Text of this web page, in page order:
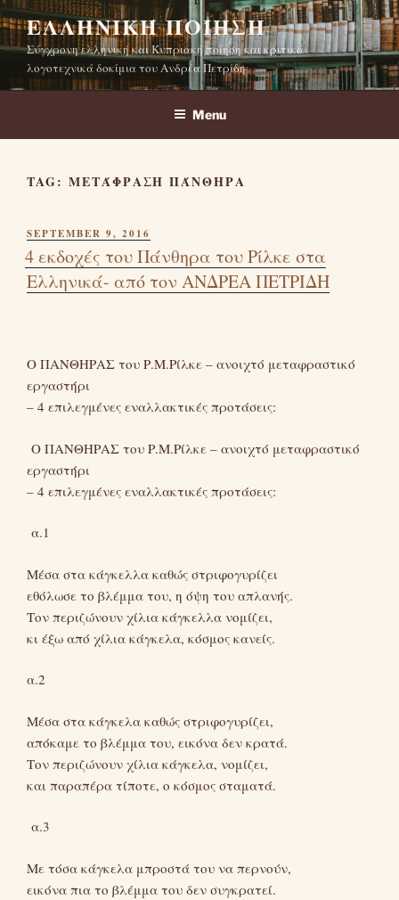
Skip
to
content
ΕΛΛΗΝΙΚΉ ΠΟΊΗΣΗ
Σύγχρονη ελληνική και Κυπριακή ποίηση και κριτικά
λογοτεχνικά δοκίμια του Ανδρέα Πετρίδη
Menu
TAG: ΜΕΤΆΦΡΑΣΗ ΠΆΝΘΗΡΑ
POSTED
ON
SEPTEMBER 9, 2016
4 εκδοχές του Πάνθηρα του Ρίλκε στα
Ελληνικά- από τον ΑΝΔΡΕΑ ΠΕΤΡΙΔΗ
Ο ΠΑΝΘΗΡΑΣ του Ρ.Μ.Ρίλκε – ανοιχτό μεταφραστικό
εργαστήρι
– 4 επιλεγμένες εναλλακτικές προτάσεις:
Ο ΠΑΝΘΗΡΑΣ του Ρ.Μ.Ρίλκε – ανοιχτό μεταφραστικό
εργαστήρι
– 4 επιλεγμένες εναλλακτικές προτάσεις:
α.1
Μέσα στα κάγκελλα καθώς στριφογυρίζει
εθόλωσε το βλέμμα του, η όψη του απλανής.
Τον περιζώνουν χίλια κάγκελλα νομίζει,
κι έξω από χίλια κάγκελα, κόσμος κανείς.
α.2
Μέσα στα κάγκελα καθώς στριφογυρίζει,
απόκαμε το βλέμμα του, εικόνα δεν κρατά.
Τον περιζώνουν χίλια κάγκελα, νομίζει,
και παραπέρα τίποτε, o κόσμος σταματά.
α.3
Με τόσα κάγκελα μπροστά του να περνούν,
εικόνα πια το βλέμμα του δεν συγκρατεί.